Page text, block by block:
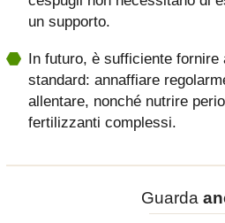
un supporto.
In futuro, è sufficiente
standard: annaffiare
allentare, nonché nutrire
fertilizzanti complessi.
Guarda